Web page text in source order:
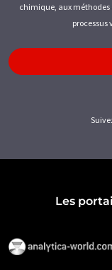
chimique, aux méthodes
processus
Les